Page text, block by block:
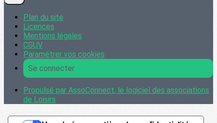
Plan du site
Licences
Mentions légales
CGUV
Paramétrer vos cookies
Se connecter
Propulsé par AssoConnect, le logiciel des associations
de Loisirs